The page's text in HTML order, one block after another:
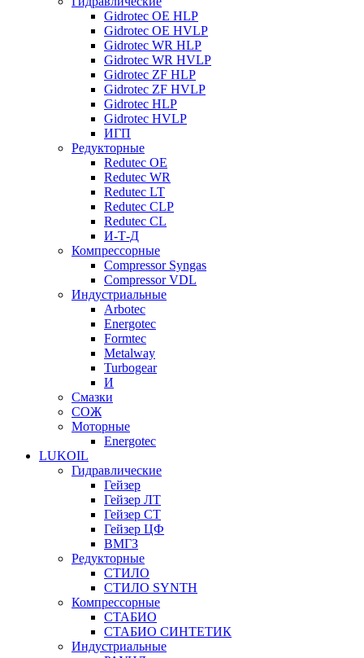
Gidrotec OE HLP
Gidrotec OE HVLP
Gidrotec WR HLP
Gidrotec WR HVLP
Gidrotec ZF HLP
Gidrotec ZF HVLP
Gidrotec HLP
Gidrotec HVLP
ИГП
Редукторные
Redutec OE
Redutec WR
Redutec LT
Redutec CLP
Redutec CL
И-Т-Д
Компрессорные
Compressor Syngas
Compressor VDL
Индустриальные
Arbotec
Energotec
Formtec
Metalway
Turbogear
И
Смазки
СОЖ
Моторные
Energotec
LUKOIL
Гидравлические
Гейзер
Гейзер ЛТ
Гейзер СТ
Гейзер ЦФ
ВМГЗ
Редукторные
СТИЛО
СТИЛО SYNTH
Компрессорные
СТАБИО
СТАБИО СИНТЕТИК
Индустриальные